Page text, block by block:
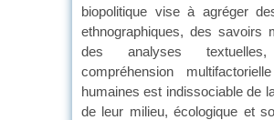
biopolitique vise à agréger
ethnographiques, des savoirs
des analyses
compréhension
humaines est indissociable de
de leur milieu, écologique et